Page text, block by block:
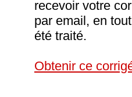
recevoir votre
par email, en
été traité.
Obtenir ce